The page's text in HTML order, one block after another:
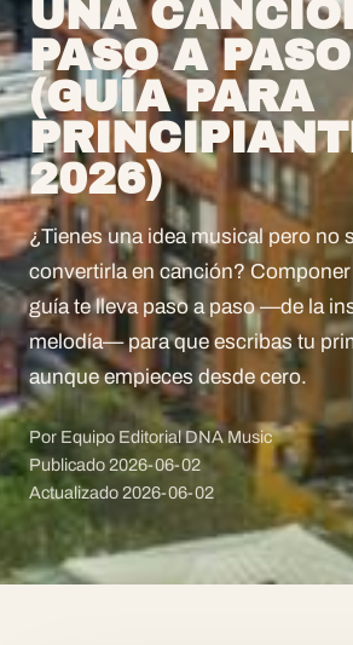
UNA
PASO A PASO
(GUÍA PARA
2026)
¿Tienes una idea musical pero no
convertirla en canción?
guía te lleva paso a paso —de la
melodía— para que escribas tu
aunque empieces desde cero.
Por Equipo Editorial DNA Music
Publicado2026-06-02
Actualizado 2026-06-02